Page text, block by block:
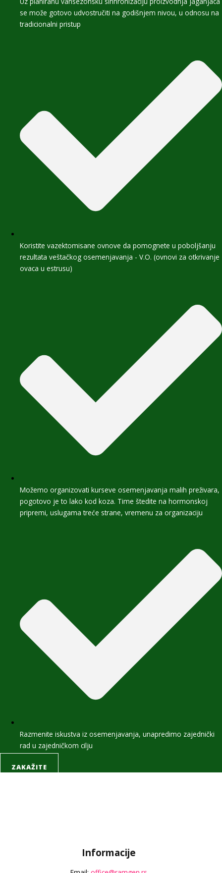
se može gotovo udvostručiti na godišnjem nivou, u odnosu na
tradicionalni pristup
Koristite vazektomisane ovnove da pomognete u poboljšanju
rezultata veštačkog osemenjavanja - V.O. (ovnovi za otkrivanje
ovaca u estrusu)
Možemo organizovati kurseve osemenjavanja malih preživara,
pogotovo je to lako kod koza. Time štedite na hormonskoj
pripremi, uslugama treće strane, vremenu za organizaciju
Razmenite iskustva iz osemenjavanja, unapredimo zajednički
rad u zajedničkom cilju
ZAKAŽITE
Informacije